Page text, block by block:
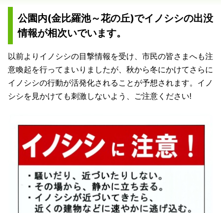
公園内(金比羅池～花の丘)でイノシシの出没
情報が相次いでいます。
以前よりイノシシの目撃情報を受け、市民の皆さまへも注
意喚起を行ってまいりましたが、秋から冬にかけてさらに
イノシシの行動が活発化されることが予想されます。イノ
シシを見かけても刺激しないよう、ご注意ください!